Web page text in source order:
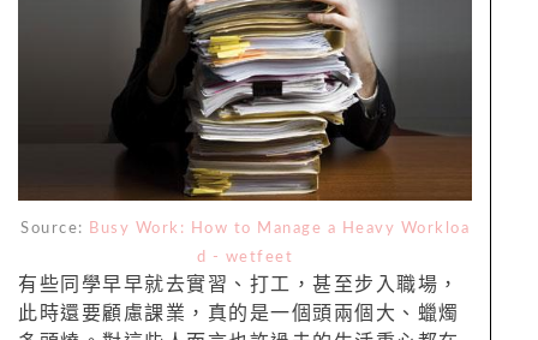
Source:
Busy Work: How to Manage a Heavy Workloa
d - wetfeet
有些同學早早就去實習、打工，甚至步入職場，
此時還要顧慮課業，真的是一個頭兩個大、蠟燭